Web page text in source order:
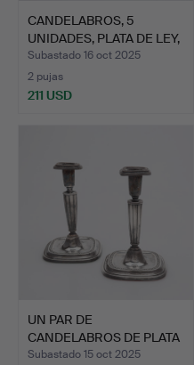
CANDELABROS, 5
UNIDADES, PLATA DE LEY,
TOT…
Subastado 16 oct 2025
2 pujas
211 USD
UN PAR DE
CANDELABROS DE PLATA
DE LEY, C.G…
Subastado 15 oct 2025